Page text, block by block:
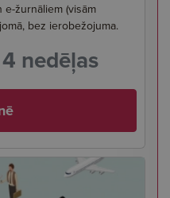
e-žurnāliem (visām
bez ierobežojuma.
nedēļas